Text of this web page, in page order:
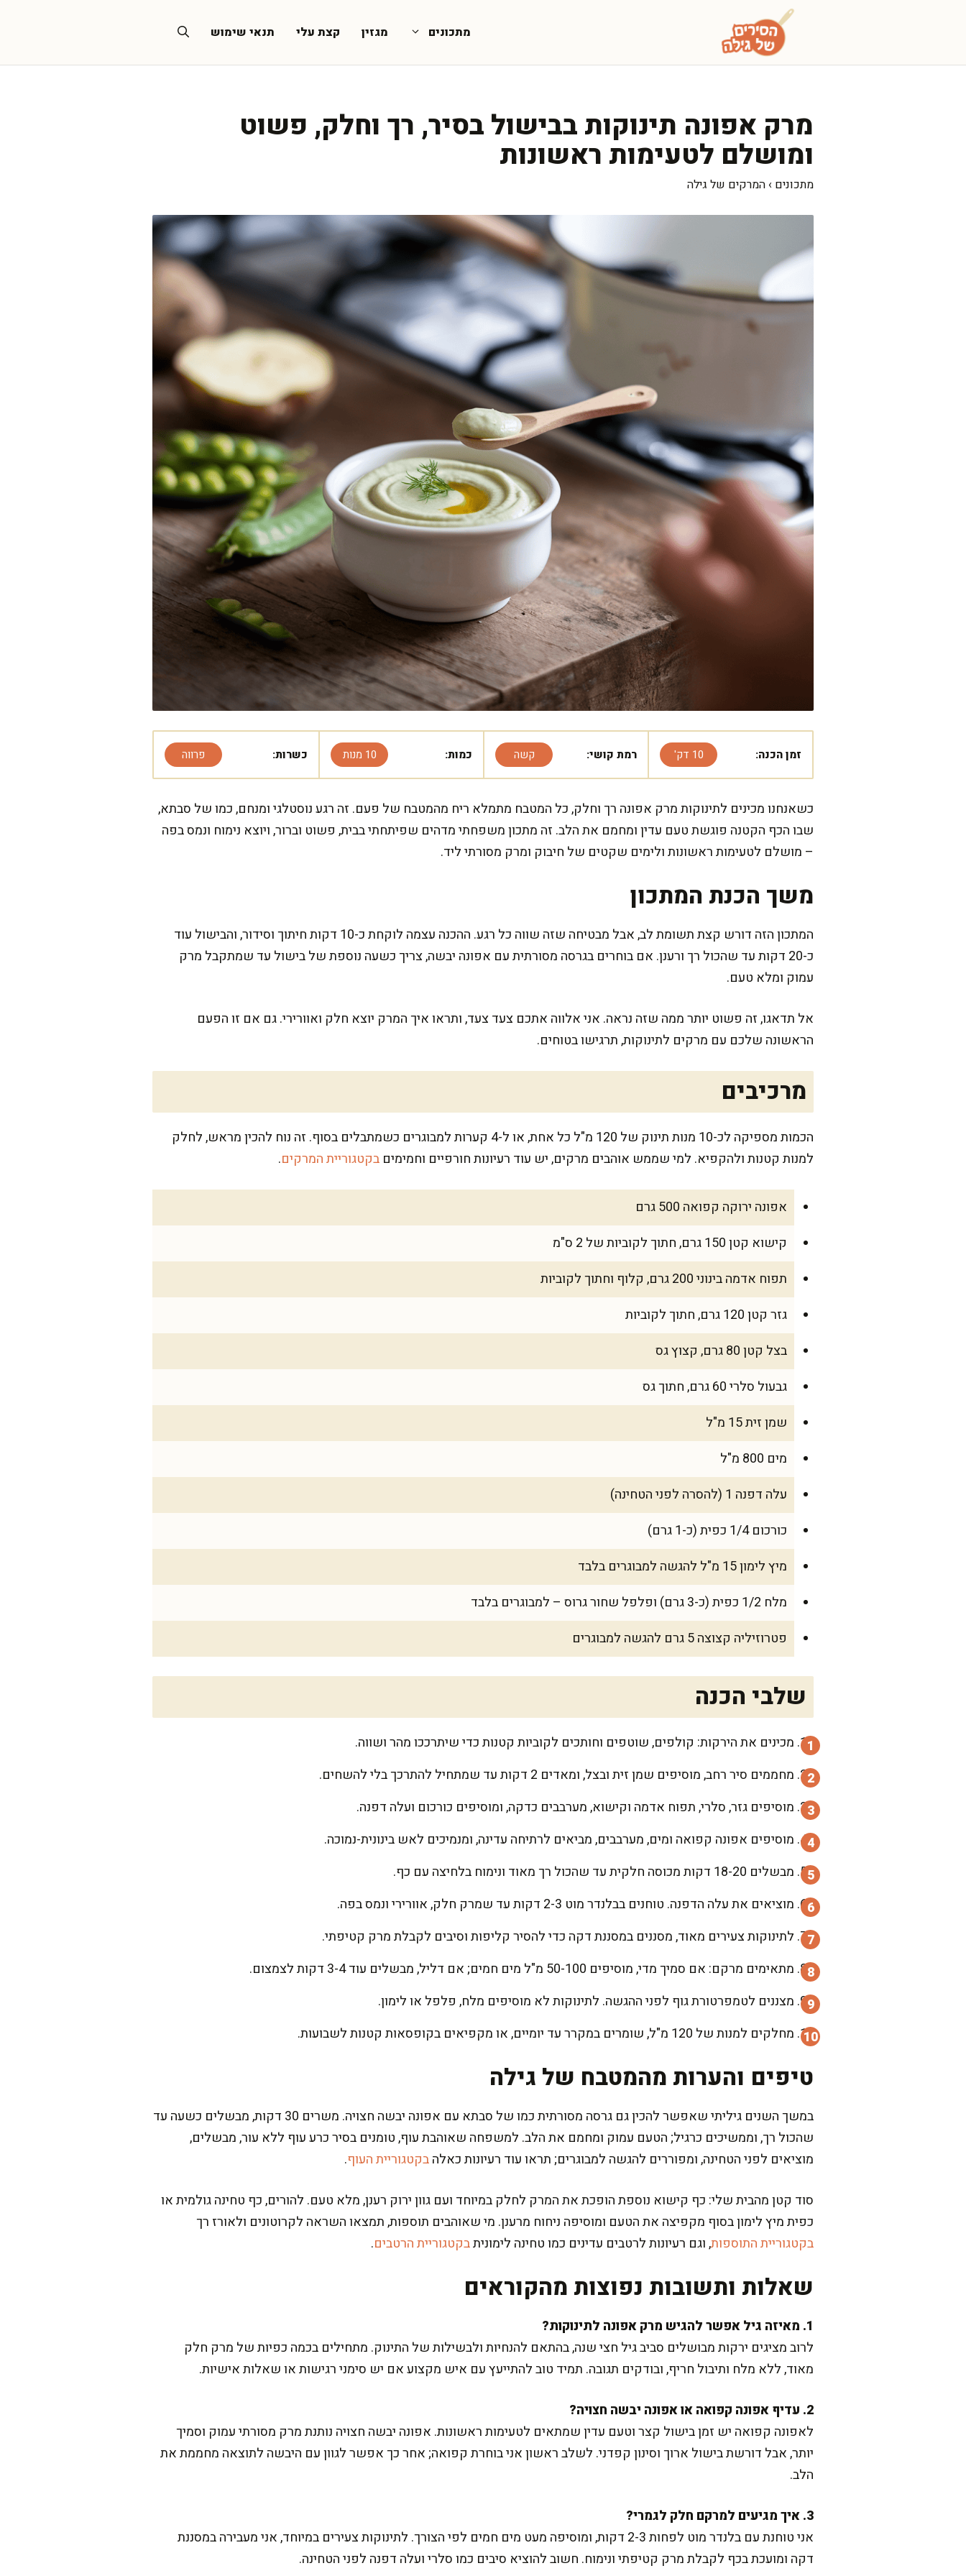
מתכונים מגזין קצת עלי תנאי שימוש
מרק אפונה תינוקות בבישול בסיר, רך וחלק, פשוט
ומושלם לטעימות ראשונות
מתכונים › המרקים של גילה
זמן הכנה: 10 דק' רמת קושי: קשה כמות: 10 מנות כשרות: פרווה
כשאנחנו מכינים לתינוקות מרק אפונה רך וחלק, כל המטבח מתמלא ריח מהמטבח של פעם. זה רגע נוסטלגי ומנחם, כמו של סבתא,
שבו הכף הקטנה פוגשת טעם עדין ומחמם את הלב. זה מתכון משפחתי מדהים שפיתחתי בבית, פשוט וברור, ויוצא נימוח ונמס בפה
– מושלם לטעימות ראשונות ולימים שקטים של חיבוק ומרק מסורתי ליד.
משך הכנת המתכון
המתכון הזה דורש קצת תשומת לב, אבל מבטיחה שזה שווה כל רגע. ההכנה עצמה לוקחת כ-10 דקות חיתוך וסידור, והבישול עוד
כ-20 דקות עד שהכול רך ורענן. אם בוחרים בגרסה מסורתית עם אפונה יבשה, צריך כשעה נוספת של בישול עד שמתקבל מרק
עמוק ומלא טעם.
אל תדאגו, זה פשוט יותר ממה שזה נראה. אני אלווה אתכם צעד צעד, ותראו איך המרק יוצא חלק ואוורירי. גם אם זו הפעם
הראשונה שלכם עם מרקים לתינוקות, תרגישו בטוחים.
מרכיבים
הכמות מספיקה לכ-10 מנות תינוק של 120 מ"ל כל אחת, או ל-4 קערות למבוגרים כשמתבלים בסוף. זה נוח להכין מראש, לחלק
למנות קטנות ולהקפיא. למי שממש אוהבים מרקים, יש עוד רעיונות חורפיים וחמימים בקטגוריית המרקים.
אפונה ירוקה קפואה 500 גרם
קישוא קטן 150 גרם, חתוך לקוביות של 2 ס"מ
תפוח אדמה בינוני 200 גרם, קלוף וחתוך לקוביות
גזר קטן 120 גרם, חתוך לקוביות
בצל קטן 80 גרם, קצוץ גס
גבעול סלרי 60 גרם, חתוך גס
שמן זית 15 מ"ל
מים 800 מ"ל
עלה דפנה 1 (להסרה לפני הטחינה)
כורכום 1/4 כפית (כ-1 גרם)
מיץ לימון 15 מ"ל להגשה למבוגרים בלבד
מלח 1/2 כפית (כ-3 גרם) ופלפל שחור גרוס – למבוגרים בלבד
פטרוזיליה קצוצה 5 גרם להגשה למבוגרים
שלבי הכנה
מכינים את הירקות: קולפים, שוטפים וחותכים לקוביות קטנות כדי שיתרככו מהר ושווה.
מחממים סיר רחב, מוסיפים שמן זית ובצל, ומאדים 2 דקות עד שמתחיל להתרכך בלי להשחים.
מוסיפים גזר, סלרי, תפוח אדמה וקישוא, מערבבים כדקה, ומוסיפים כורכום ועלה דפנה.
מוסיפים אפונה קפואה ומים, מערבבים, מביאים לרתיחה עדינה, ומנמיכים לאש בינונית-נמוכה.
מבשלים 18-20 דקות מכוסה חלקית עד שהכול רך מאוד ונימוח בלחיצה עם כף.
מוציאים את עלה הדפנה. טוחנים בבלנדר מוט 2-3 דקות עד שמרק חלק, אוורירי ונמס בפה.
לתינוקות צעירים מאוד, מסננים במסננת דקה כדי להסיר קליפות וסיבים לקבלת מרק קטיפתי.
מתאימים מרקם: אם סמיך מדי, מוסיפים 50-100 מ"ל מים חמים; אם דליל, מבשלים עוד 3-4 דקות לצמצום.
מצננים לטמפרטורת גוף לפני ההגשה. לתינוקות לא מוסיפים מלח, פלפל או לימון.
מחלקים למנות של 120 מ"ל, שומרים במקרר עד יומיים, או מקפיאים בקופסאות קטנות לשבועות.
טיפים והערות מהמטבח של גילה
במשך השנים גיליתי שאפשר להכין גם גרסה מסורתית כמו של סבתא עם אפונה יבשה חצויה. משרים 30 דקות, מבשלים כשעה עד
שהכול רך, וממשיכים כרגיל; הטעם עמוק ומחמם את הלב. למשפחה שאוהבת עוף, טומנים בסיר כרע עוף ללא עור, מבשלים,
מוציאים לפני הטחינה, ומפוררים להגשה למבוגרים; תראו עוד רעיונות כאלהבקטגוריית העוף.
סוד קטן מהבית שלי: כף קישוא נוספת הופכת את המרק לחלק במיוחד ועם גוון ירוק רענן, מלא טעם. להורים, כף טחינה גולמית או
כפית מיץ לימון בסוף מקפיצה את הטעם ומוסיפה ניחוח מרענן. מי שאוהבים תוספות, תמצאו השראה לקרוטונים ולאורז רך
בקטגוריית התוספות, וגם רעיונות לרטבים עדינים כמו טחינה לימוניתבקטגוריית הרטבים.
שאלות ותשובות נפוצות מהקוראים
1. מאיזה גיל אפשר להגיש מרק אפונה לתינוקות?
לרוב מציגים ירקות מבושלים סביב גיל חצי שנה, בהתאם להנחיות ולבשילות של התינוק. מתחילים בכמה כפיות של מרק חלק
מאוד, ללא מלח ותיבול חריף, ובודקים תגובה. תמיד טוב להתייעץ עם איש מקצוע אם יש סימני רגישות או שאלות אישיות.
2. עדיף אפונה קפואה או אפונה יבשה חצויה?
לאפונה קפואה יש זמן בישול קצר וטעם עדין שמתאים לטעימות ראשונות. אפונה יבשה חצויה נותנת מרק מסורתי עמוק וסמיך
יותר, אבל דורשת בישול ארוך וסינון קפדני. לשלב ראשון אני בוחרת קפואה; אחר כך אפשר לגוון עם היבשה לתוצאה מחממת את
הלב.
3. איך מגיעים למרקם חלק לגמרי?
אני טוחנת עם בלנדר מוט לפחות 2-3 דקות, ומוסיפה מעט מים חמים לפי הצורך. לתינוקות צעירים במיוחד, אני מעבירה במסננת
דקה ומועכת בכף לקבלת מרק קטיפתי ונימוח. חשוב להוציא סיבים כמו סלרי ועלה דפנה לפני הטחינה.